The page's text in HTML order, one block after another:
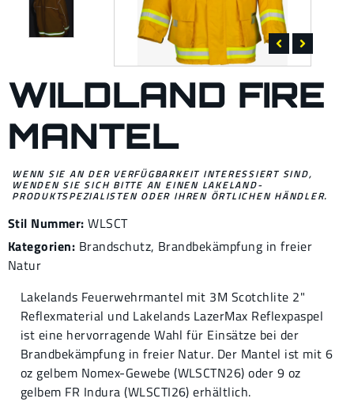
WILDLAND FIRE
MANTEL
WENN SIE AN DER VERFÜGBARKEIT INTERESSIERT SIND,
WENDEN SIE SICH BITTE AN EINEN LAKELAND-
PRODUKTSPEZIALISTEN ODER IHREN ÖRTLICHEN HÄNDLER.
Stil Nummer: WLSCT
Kategorien: Brandschutz, Brandbekämpfung in freier
Natur
Lakelands Feuerwehrmantel mit 3M Scotchlite 2"
Reflexmaterial und Lakelands LazerMax Reflexpaspel
ist eine hervorragende Wahl für Einsätze bei der
Brandbekämpfung in freier Natur. Der Mantel ist mit 6
oz gelbem Nomex-Gewebe (WLSCTN26) oder 9 oz
gelbem FR Indura (WLSCTI26) erhältlich.